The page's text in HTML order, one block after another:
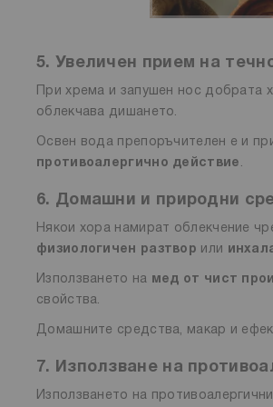
5. Увеличен прием на
При хрема и запушен нос добрата
облекчава дишането.
Освен вода препоръчителен е и
противоалергично действие .
6. Домашни и природни
Някои хора намират облекчение
физиологичен разтвор или
Използването на мед от чист
свойства.
Домашните средства, макар и
7. Използване на
Използването на